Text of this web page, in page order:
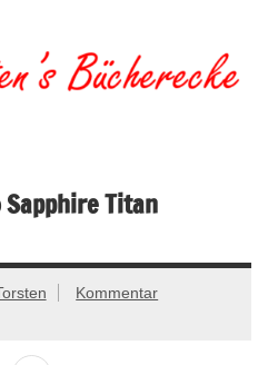
Sapphire Titan
Kommentar